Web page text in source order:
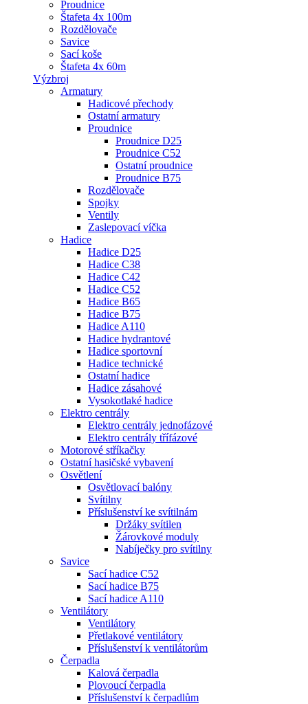
Proudnice
Štafeta 4x 100m
Rozdělovače
Savice
Sací koše
Štafeta 4x 60m
Výzbroj
Armatury
Hadicové přechody
Ostatní armatury
Proudnice
Proudnice D25
Proudnice C52
Ostatní proudnice
Proudnice B75
Rozdělovače
Spojky
Ventily
Zaslepovací víčka
Hadice
Hadice D25
Hadice C38
Hadice C42
Hadice C52
Hadice B65
Hadice B75
Hadice A110
Hadice hydrantové
Hadice sportovní
Hadice technické
Ostatní hadice
Hadice zásahové
Vysokotlaké hadice
Elektro centrály
Elektro centrály jednofázové
Elektro centrály třífázové
Motorové stříkačky
Ostatní hasičské vybavení
Osvětlení
Osvětlovací balóny
Svítilny
Příslušenství ke svítilnám
Držáky svítilen
Žárovkové moduly
Nabíječky pro svítilny
Savice
Sací hadice C52
Sací hadice B75
Sací hadice A110
Ventilátory
Ventilátory
Přetlakové ventilátory
Příslušenství k ventilátorům
Čerpadla
Kalová čerpadla
Plovoucí čerpadla
Příslušenství k čerpadlům